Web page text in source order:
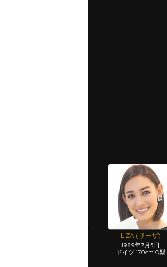
LIZA (リーザ)
1989年7月5日
ドイツ 170cm O型